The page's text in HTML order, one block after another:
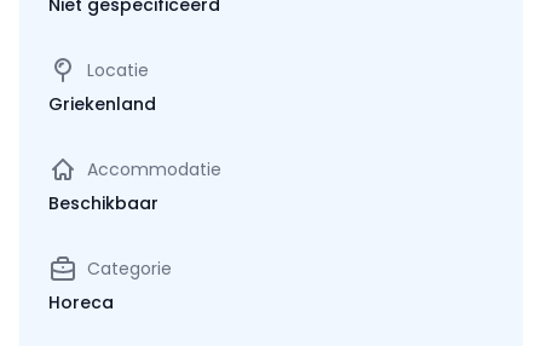
Locatie
Griekenland
Accommodatie
Beschikbaar
Categorie
Horeca